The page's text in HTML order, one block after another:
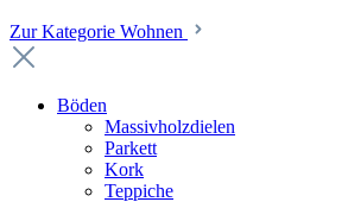
Zur Kategorie Wohnen
Böden
Massivholzdielen
Parkett
Kork
Teppiche